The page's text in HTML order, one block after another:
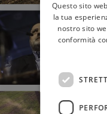
NON
1.055
la
Questo sito
la tua
nostro sito
conformità